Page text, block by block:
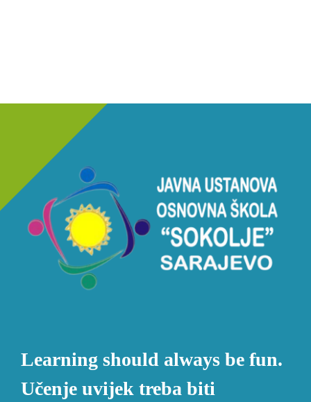
Learning should always be fun.
Učenje uvijek treba biti